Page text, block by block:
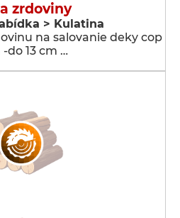
zrdoviny
> Kulatina
na salovanie deky cop
do 13 cm …